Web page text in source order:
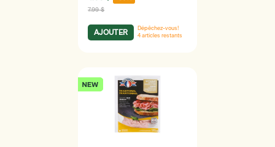
7.99 $
AJOUTER
Dépêchez-vous!
4 articles restants